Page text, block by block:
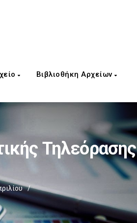
Βιβλιοθήκη Αρχείων
Τηλεόρασης
/